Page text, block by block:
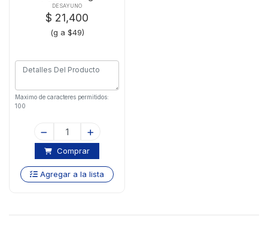
DESAYUNO
$ 21,400
(g a $49)
Maximo de caracteres permitidos:
100
Comprar
Agregar a la lista